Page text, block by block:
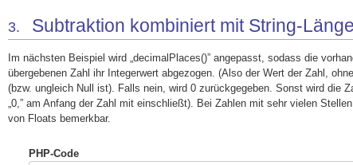
3. Subtraktion kombiniert mit String-Länge
Im nächsten Beispiel wird „decimalPlaces()” angepasst, sodass die
übergebenen Zahl ihr Integerwert abgezogen. (Also der Wert der Zahl,
(bzw. ungleich Null ist). Falls nein, wird 0 zurückgegeben. Sonst wird die
„0,” am Anfang der Zahl mit einschließt). Bei Zahlen mit sehr vielen
von Floats bemerkbar.
PHP-Code